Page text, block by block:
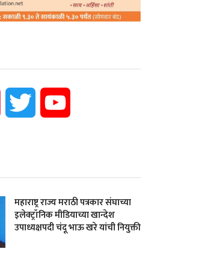
Instagram Twitter
महाराष्ट्र राज्य मराठी पत्रकार संघाच्या
इलेक्ट्रॉनिक मीडियाच्या खान्देश
उपाध्यक्षपदी चंदू भाऊ खरे यांची नियुक्ती